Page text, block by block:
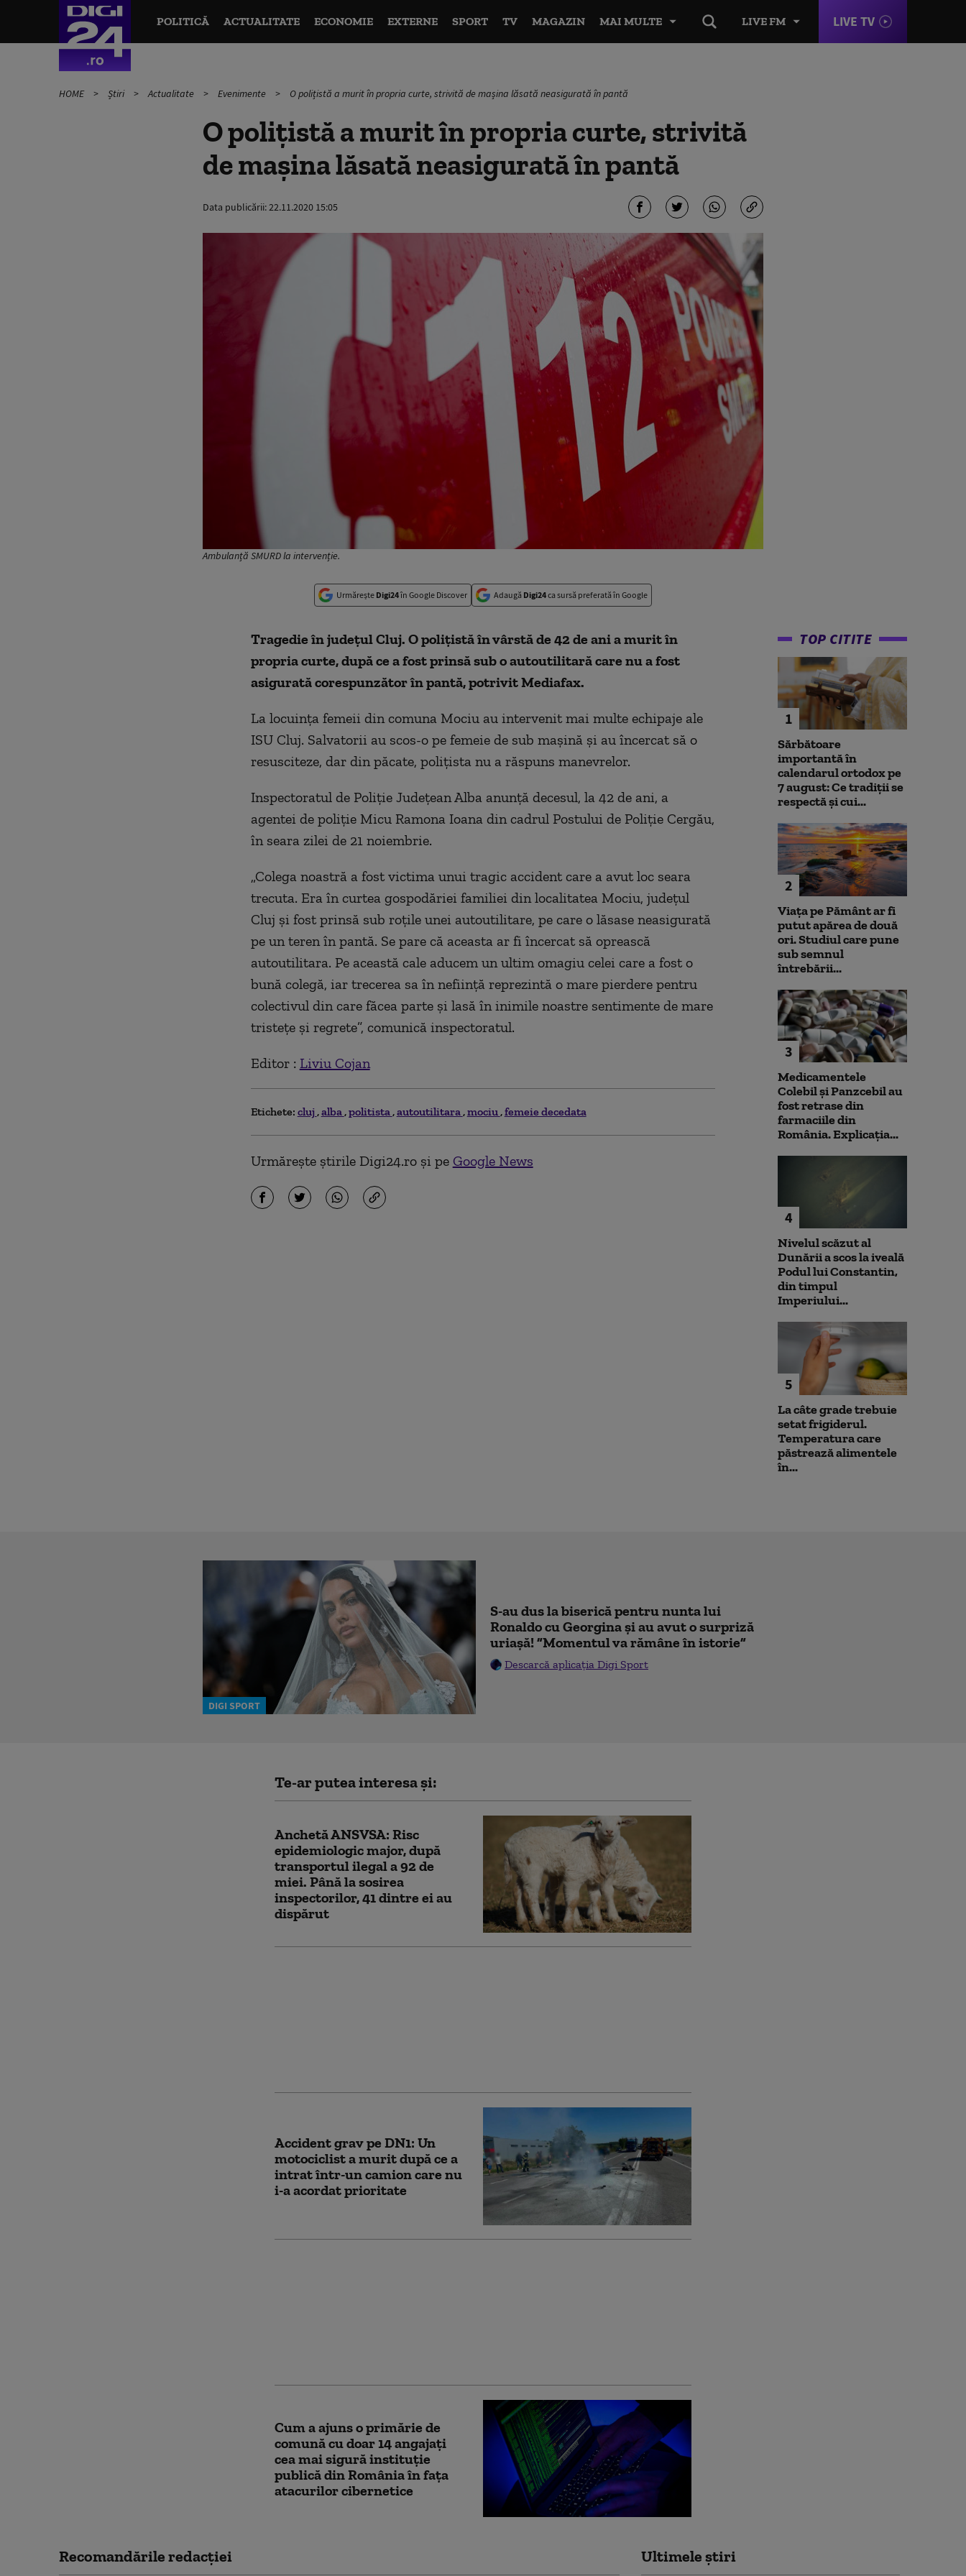
LIVE FM LIVE TV
POLITICĂ ACTUALITATE ECONOMIE EXTERNE SPORT TV MAGAZIN MAI MULTE
HOME Știri Actualitate Evenimente O polițistă a murit în propria curte, strivită de mașina lăsată neasigurată în pantă
O polițistă a murit în propria curte, strivită
de mașina lăsată neasigurată în pantă
Data publicării:22.11.2020 15:05
Ambulanță SMURD la intervenție.
Urmărește Digi24în Google Discover Adaugă Digi24ca sursă preferată în Google
Tragedie în județul Cluj. O polițistă în vârstă de 42 de ani a murit în
propria curte, după ce a fost prinsă sub o autoutilitară care nu a fost
asigurată corespunzător în pantă, potrivit Mediafax.
La locuința femeii din comuna Mociu au intervenit mai multe echipaje ale
ISU Cluj. Salvatorii au scos-o pe femeie de sub mașină și au încercat să o
resusciteze, dar din păcate, polițista nu a răspuns manevrelor.
Inspectoratul de Poliție Județean Alba anunță decesul, la 42 de ani, a
agentei de poliție Micu Ramona Ioana din cadrul Postului de Poliție Cergău,
în seara zilei de 21 noiembrie.
„Colega noastră a fost victima unui tragic accident care a avut loc seara
trecuta. Era în curtea gospodăriei familiei din localitatea Mociu, județul
Cluj și fost prinsă sub roțile unei autoutilitare, pe care o lăsase neasigurată
pe un teren în pantă. Se pare că aceasta ar fi încercat să oprească
autoutilitara. Pe această cale aducem un ultim omagiu celei care a fost o
bună colegă, iar trecerea sa în neființă reprezintă o mare pierdere pentru
colectivul din care făcea parte și lasă în inimile noastre sentimente de mare
tristețe și regrete”, comunică inspectoratul.
Editor : Liviu Cojan
Etichete: cluj alba politista autoutilitara mociu femeie decedata
Urmărește știrile Digi24.ro și pe Google News
TOP CITITE
1
Sărbătoare
importantă în
calendarul ortodox pe
7 august: Ce tradiții se
respectă și cui...
2
Viața pe Pământ ar fi
putut apărea de două
ori. Studiul care pune
sub semnul
întrebării...
3
Medicamentele
Colebil și Panzcebil au
fost retrase din
farmaciile din
România. Explicația...
4
Nivelul scăzut al
Dunării a scos la iveală
Podul lui Constantin,
din timpul
Imperiului...
5
La câte grade trebuie
setat frigiderul.
Temperatura care
păstrează alimentele
în...
DIGI SPORT
S-au dus la biserică pentru nunta lui
Ronaldo cu Georgina și au avut o surpriză
uriașă! ”Momentul va rămâne în istorie”
Descarcă aplicația Digi Sport
Te-ar putea interesa și:
Anchetă ANSVSA: Risc
epidemiologic major, după
transportul ilegal a 92 de
miei. Până la sosirea
inspectorilor, 41 dintre ei au
dispărut
Accident grav pe DN1: Un
motociclist a murit după ce a
intrat într-un camion care nu
i-a acordat prioritate
Cum a ajuns o primărie de
comună cu doar 14 angajați
cea mai sigură instituție
publică din România în fața
atacurilor cibernetice
Recomandările redacţiei Ultimele știri